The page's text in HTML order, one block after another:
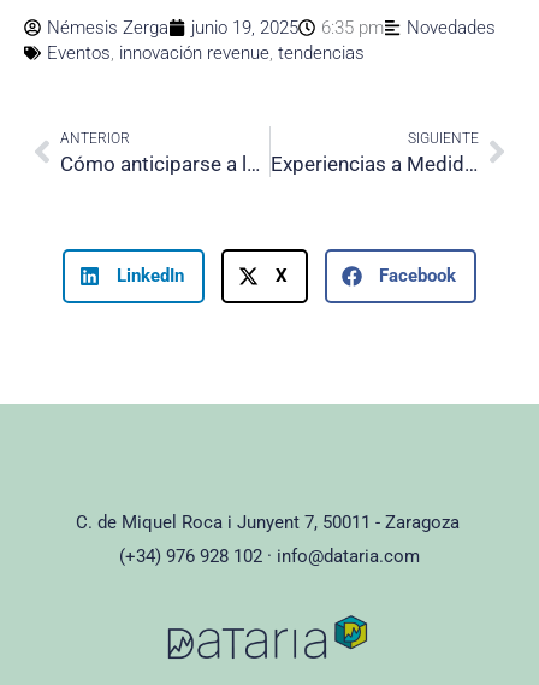
Némesis Zerga junio 19, 2025 6:35 pm
Novedades
Eventos, innovación revenue, tendencias
ANTERIOR
Cómo anticiparse a la demanda hotelera con ayuda de alertas KPI inteligentes
SIGUIENTE
Experiencias a Medida: Hotel Como Tú Quieras, personalización para un Revenue Sostenible
LinkedIn X Facebook
C. de Miquel Roca i Junyent 7, 50011 - Zaragoza
(+34) 976 928 102 · info@dataria.com